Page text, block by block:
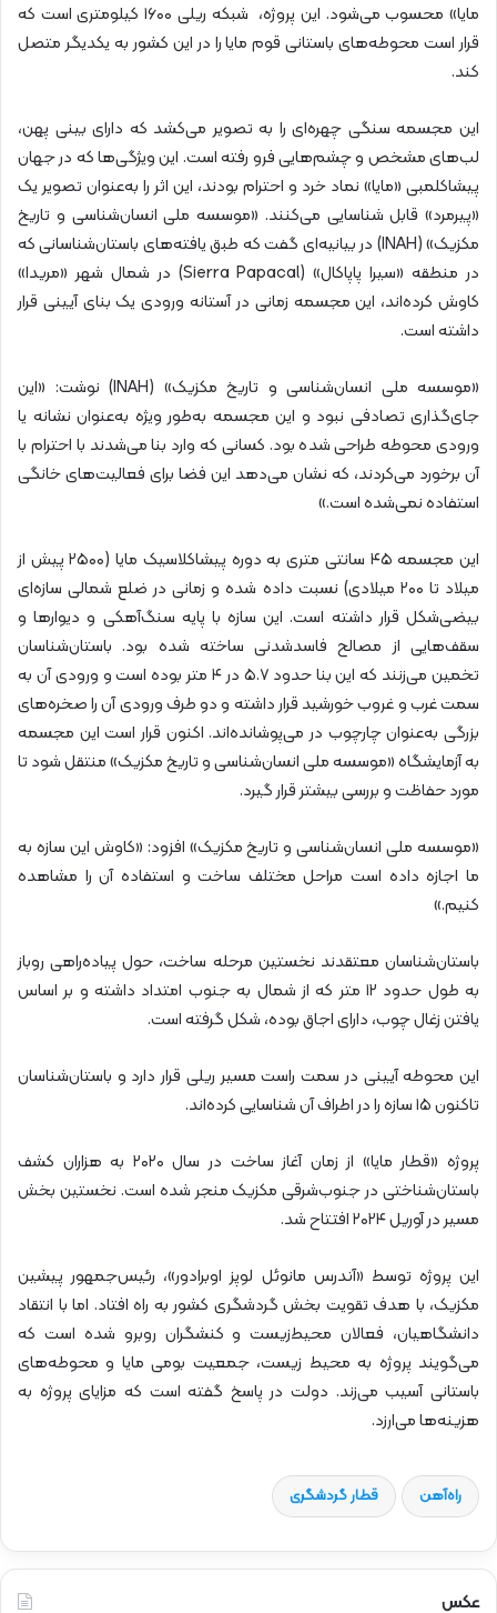
مایا» محسوب می‌شود. این پروژه، ‌ شبکه ریلی ۱۶۰۰ کیلومتری است که
قرار است محوطه‌های باستانی قوم مایا را در این کشور به یکدیگر متصل
کند.
این مجسمه سنگی چهره‌ای را به تصویر می‌کشد که دارای بینی پهن،
لب‌های مشخص و چشم‌هایی فرو رفته است. این ویژگی‌ها که در جهان
پیشاکلمبی «مایا» نماد خرد و احترام بودند، این اثر را به‌عنوان تصویر یک
«پیرمرد» قابل شناسایی می‌کنند. «موسسه ملی انسان‌شناسی و تاریخ
مکزیک» (INAH) در بیانیه‌ای گفت که طبق یافته‌های باستان‌شناسانی که
در منطقه «سیرا پاپاکال» (Sierra Papacal) در شمال شهر «مریدا»
کاوش کرده‌اند، این مجسمه زمانی در آستانه ورودی یک بنای آیینی قرار
داشته است.
«موسسه ملی انسان‌شناسی و تاریخ مکزیک» (INAH) نوشت: «این
جای‌گذاری تصادفی نبود و این مجسمه به‌طور ویژه به‌عنوان نشانه یا
ورودی محوطه طراحی شده بود. کسانی که وارد بنا می‌شدند با احترام با
آن برخورد می‌کردند، که نشان می‌دهد این فضا برای فعالیت‌های خانگی
استفاده نمی‌شده است.»
این مجسمه ۴۵ سانتی متری به دوره پیشاکلاسیک مایا (۲۵۰۰ پیش از
میلاد تا ۲۰۰ میلادی) نسبت داده شده و زمانی در ضلع شمالی سازه‌ای
بیضی‌شکل قرار داشته است. این سازه‌ با پایه سنگ‌آهکی و دیوارها و
سقف‌هایی از مصالح فاسدشدنی ساخته شده بود. باستان‌شناسان
تخمین می‌زنند که این بنا حدود ۵.۷ در ۴ متر بوده است و ورودی آن به‌
سمت غرب و غروب خورشید قرار داشته و دو طرف ورودی آن را صخره‌های
بزرگی به‌عنوان چارچوب در می‌پوشانده‌اند. اکنون قرار است این مجسمه
به آزمایشگاه «موسسه ملی انسان‌شناسی و تاریخ مکزیک» منتقل شود تا
مورد حفاظت و بررسی بیشتر قرار گیرد.
«موسسه ملی انسان‌شناسی و تاریخ مکزیک» افزود: «کاوش این سازه به
ما اجازه داده است مراحل مختلف ساخت و استفاده آن را مشاهده
کنیم.»
باستان‌شناسان معتقدند نخستین مرحله ساخت، حول پیاده‌راهی روباز
به طول حدود ۱۲ متر که از شمال به جنوب امتداد داشته و بر اساس
یافتن زغال چوب، دارای اجاق بوده، شکل گرفته است.
این محوطه آیینی در سمت راست مسیر ریلی قرار دارد و باستان‌شناسان
تاکنون ۱۵ سازه را در اطراف آن شناسایی کرده‌اند.
پروژه «قطار مایا» از زمان آغاز ساخت در سال ۲۰۲۰ به هزاران کشف
باستان‌شناختی در جنوب‌شرقی مکزیک منجر شده است. نخستین بخش
مسیر در آوریل ۲۰۲۴ افتتاح شد.
این پروژه توسط «آندرس مانوئل لوپز اوبرادور»، رئیس‌جمهور پیشین
مکزیک، با هدف تقویت بخش گردشگری کشور به راه افتاد. اما با انتقاد
دانشگاهیان، فعالان محیط‌زیست و کنشگران روبرو شده است که
می‌گویند پروژه به محیط‌ زیست، جمعیت بومی مایا و محوطه‌های
باستانی آسیب می‌زند. دولت در پاسخ گفته است که مزایای پروژه به
هزینه‌ها می‌ارزد.
راه‌آهن قطار گردشگری
عکس